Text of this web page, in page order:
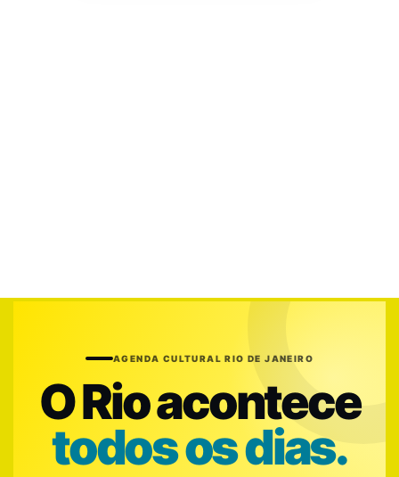
AGENDA CULTURAL RIO DE JANEIRO
O Rio acontece
todos os dias.